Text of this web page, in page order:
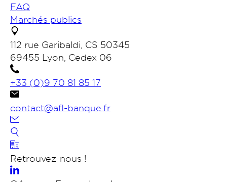
FAQ
Marchés publics
112 rue Garibaldi, CS 50345
69455 Lyon, Cedex 06
+33 (0)9 70 81 85 17
contact@afl-banque.fr
Retrouvez-nous !